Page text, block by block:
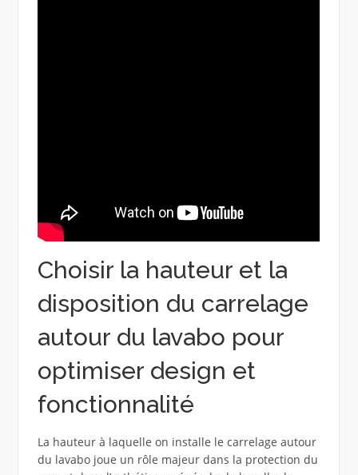
Choisir la hauteur et la
disposition du carrelage
autour du lavabo pour
optimiser design et
fonctionnalité
La hauteur à laquelle on installe le carrelage autour
du lavabo joue un rôle majeur dans la protection du